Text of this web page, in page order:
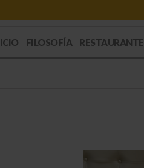
FILOSOFÍA RESTAURANTE